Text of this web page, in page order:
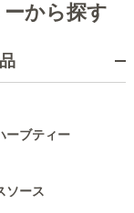
から探す
ーブティー
ソース